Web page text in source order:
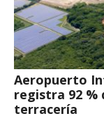
Aeropuerto
registra 92 %
terracería